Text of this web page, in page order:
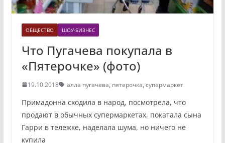
ОБЩЕСТВО ШОУ-БИЗНЕС
Что Пугачева покупала в
«Пятерочке» (фото)
19.10.2018 алла пугачева, пятерочка, супермаркет
Примадонна сходила в народ, посмотрела, что
продают в обычных супермаркетах, покатала сына
Гарри в тележке, наделала шума, но ничего не
купила